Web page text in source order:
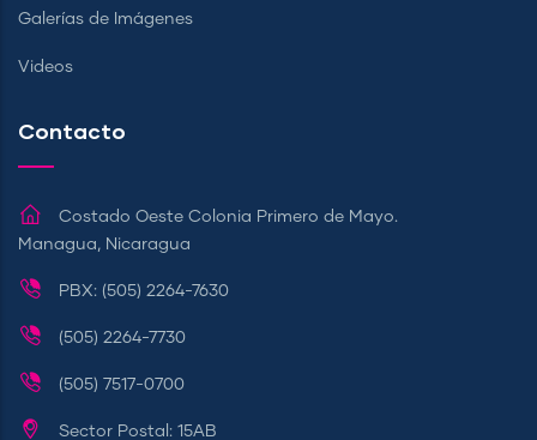
Galerías de Imágenes
Videos
Contacto
Costado Oeste Colonia Primero de Mayo.
Managua, Nicaragua
PBX: (505) 2264-7630
(505) 2264-7730
(505) 7517-0700
Sector Postal: 15AB